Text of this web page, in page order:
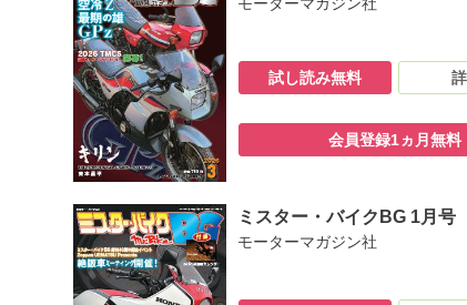
◇俺のエゴ 「ライダーの相棒」
◇BG解放区 読者のページ
◇「MBBG 新橋編集団」 編集後記
定期購読のご案内
◆続・絶版車黙示録：YAMAHA BT1100 Bulldog（2003）
◆TSUGUMI RIDER 零号 第6話：はじめてのリアサス交換編
◆TRIAL WORLD 「小玉絵里加：2026年は全日本TRIALを
◆俺たちはマシンの性能比べをしたいんじゃない!! CD125K
◆改PARKING ONLY：GSX250S KATANA改 櫻井禎士バージ
◆T.O.T. WINNERS MACHI HYDRAクラス「和田留佳＆
◆真We’re BIKE LOVE「今月は、ZZR1100/ZX-11 大好きの
◆BG ガレージ：編集・山口の 「T.O.T.ドーバー１登頂計画
試し読み無料
会員登録1ヵ月無料
ミスター・バイクBG 1月号
モーターマガジン社